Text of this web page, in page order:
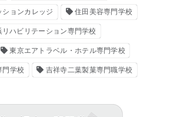
ョンカレッジ 住田美容専門学校
リハビリテーション専門学校
東京エアトラベル・ホテル専門学校
門学校 吉祥寺二葉製菓専門職学校